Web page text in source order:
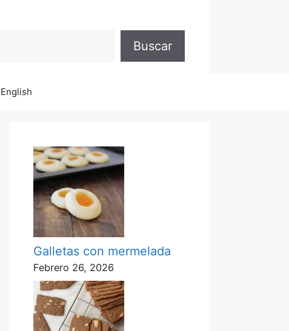
Buscar
English
Galletas con mermelada
Febrero 26, 2026